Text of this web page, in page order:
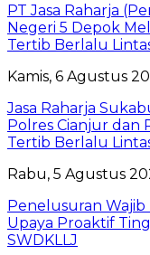
PT Jasa Raharja
Negeri 5 Depok
Tertib Berlalu
Kamis, 6 Agustus
Jasa Raharja
Polres Cianjur dan
Tertib Berlalu
Rabu, 5 Agustus
Penelusuran Wajib
Upaya Proaktif
SWDKLLJ